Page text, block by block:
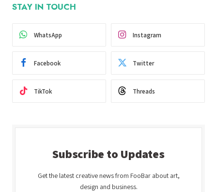
STAY IN TOUCH
WhatsApp Instagram
Facebook Twitter
TikTok Threads
Subscribe to Updates
Get the latest creative news from FooBar about art,
design and business.